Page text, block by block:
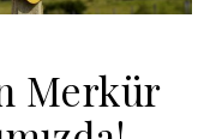
Merkür